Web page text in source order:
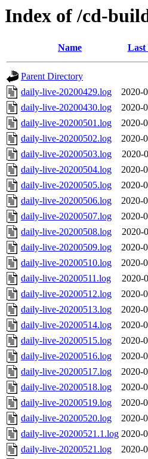
Index of /cd-
Name Last
Parent Directory
daily-live-20200429.log
2020-
daily-live-20200430.log
2020-
daily-live-20200501.log
2020-
daily-live-20200502.log
2020-
daily-live-20200503.log
2020-
daily-live-20200504.log
2020-
daily-live-20200505.log
2020-
daily-live-20200506.log
2020-
daily-live-20200507.log
2020-
daily-live-20200508.log
2020-
daily-live-20200509.log
2020-
daily-live-20200510.log
2020-
daily-live-20200511.log
2020-
daily-live-20200512.log
2020-
daily-live-20200513.log
2020-
daily-live-20200514.log
2020-
daily-live-20200515.log
2020-
daily-live-20200516.log
2020-
daily-live-20200517.log
2020-
daily-live-20200518.log
2020-
daily-live-20200519.log
2020-
daily-live-20200520.log
2020-
daily-live-20200521.1.log 2020-
daily-live-20200521.log
2020-